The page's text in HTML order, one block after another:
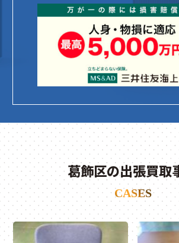
葛飾区の出張買取
CASES